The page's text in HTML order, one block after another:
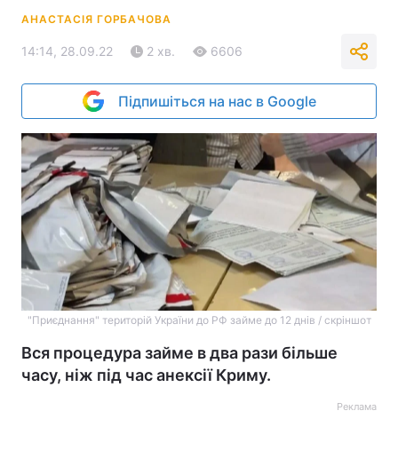
АНАСТАСІЯ ГОРБАЧОВА
14:14, 28.09.22 2 хв. 6606
Підпишіться на нас в Google
"Приєднання" територій України до РФ займе до 12 днів / скріншот
Вся процедура займе в два рази більше
часу, ніж під час анексії Криму.
Реклама